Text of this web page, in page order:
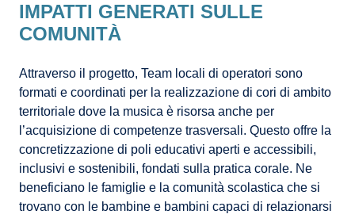
IMPATTI GENERATI SULLE
COMUNITÀ
Attraverso il progetto, Team locali di operatori sono
formati e coordinati per la realizzazione di cori di ambito
territoriale dove la musica è risorsa anche per
l’acquisizione di competenze trasversali. Questo offre la
concretizzazione di poli educativi aperti e accessibili,
inclusivi e sostenibili, fondati sulla pratica corale. Ne
beneficiano le famiglie e la comunità scolastica che si
trovano con le bambine e bambini capaci di relazionarsi